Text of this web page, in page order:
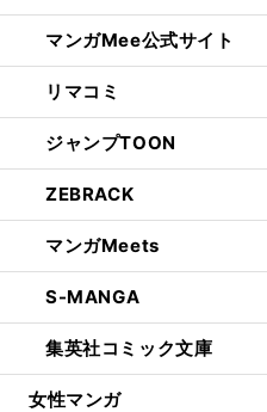
マンガMee公式サイト
リマコミ
ジャンプTOON
ZEBRACK
マンガMeets
S-MANGA
集英社コミック文庫
女性マンガ